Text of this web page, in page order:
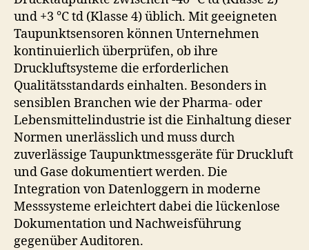
und +3 °C td (Klasse 4) üblich. Mit geeigneten
Taupunktsensoren können Unternehmen
kontinuierlich überprüfen, ob ihre
Druckluftsysteme die erforderlichen
Qualitätsstandards einhalten. Besonders in
sensiblen Branchen wie der Pharma- oder
Lebensmittelindustrie ist die Einhaltung dieser
Normen unerlässlich und muss durch
zuverlässige Taupunktmessgeräte für Druckluft
und Gase dokumentiert werden. Die
Integration von Datenloggern in moderne
Messsysteme erleichtert dabei die lückenlose
Dokumentation und Nachweisführung
gegenüber Auditoren.